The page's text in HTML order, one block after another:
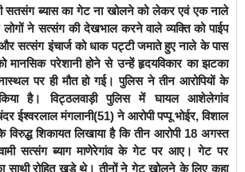
सतसंग ब्यास का गेट ना खोलने को लेकर एवं एक नाले
ने सत्संग की देखभाल करने वाले व्यक्ति को पाईप
सत्संग इंचार्ज को धाक पट्टी जमाते हुए नाले के पास
मानसिक परेशानी होने से उन्हें हृदयविकार का झटका
पर ही मौत हो गई। पुलिस ने तीन आरोपियों के
है। विट्ठलवाड़ी पुलिस में घायल आशेलेगांव
ईश्वरलाल मंगलानी(51) ने आरोपी पप्पू भोईर, विशाल
शिकायत लिखाया है कि तीन आरोपी 18 अगस्त
सत्संग ब्याग माणेरेगांव के गेट पर आए। गेट पर
साथी रोहित खडे थे। तीनों ने गेट खोलने के लिए कहा